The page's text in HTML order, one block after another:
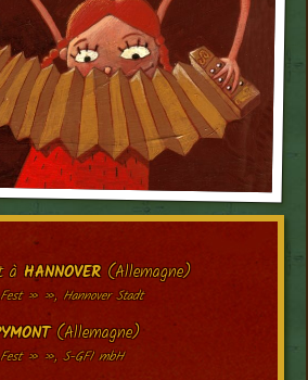
à HANNOVER(Allemagne)
» », Hannover Stadt
(Allemagne)
» », S-GFI mbH